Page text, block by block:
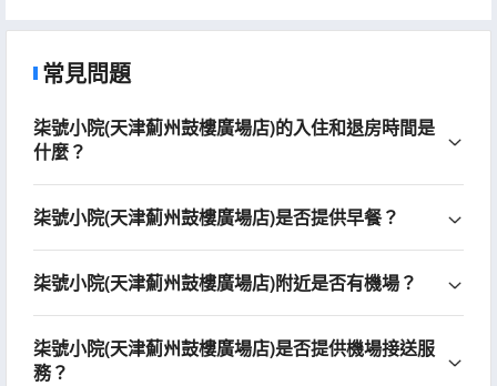
常見問題
柒號小院(天津薊州鼓樓廣場店)的入住和退房時間是
什麼？
柒號小院(天津薊州鼓樓廣場店)是否提供早餐？
柒號小院(天津薊州鼓樓廣場店)附近是否有機場？
柒號小院(天津薊州鼓樓廣場店)是否提供機場接送服
務？